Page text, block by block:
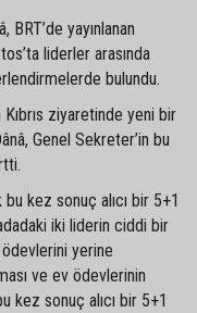
BRT’de yayınlanan
liderler arasında
bulundu.
ziyaretinde yeni bir
Genel Sekreter’in bu
bu kez sonuç alıcı bir 5+1
iki liderin ciddi bir
yerine
ve ev ödevlerinin
kez sonuç alıcı bir 5+1